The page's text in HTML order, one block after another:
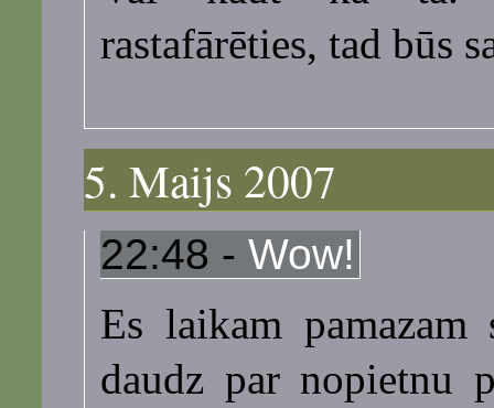
rastafārēties, tad būs
5. Maijs 2007
22:48 -Wow!
Es laikam pamazam
daudz par nopietnu